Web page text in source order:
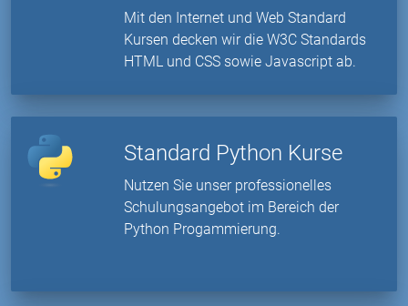
Mit den Internet und Web Standard
Kursen decken wir die W3C Standards
HTML und CSS sowie Javascript ab.
Standard Python Kurse
Nutzen Sie unser professionelles
Schulungsangebot im Bereich der
Python Progammierung.